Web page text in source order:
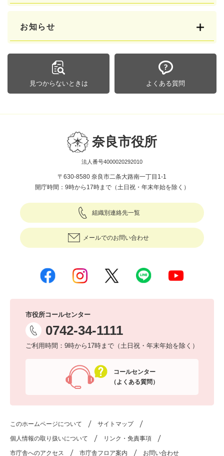
お知らせ
見つからないときは よくある質問
奈良市役所
法人番号4000020292010
〒630-8580 奈良市二条大路南一丁目1-1
開庁時間：9時から17時まで（土日祝・年末年始を除く）
組織別連絡先一覧
メールでのお問い合わせ
市役所コールセンター
0742-34-1111
ご利用時間：9時から17時まで（土日祝・年末年始を除く）
コールセンター
（よくある質問）
このホームページについて サイトマップ
個人情報の取り扱いについて リンク・免責事項
市庁舎へのアクセス 市庁舎フロア案内 お問い合わせ